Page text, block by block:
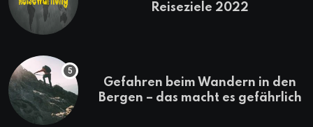
Reiseziele 2022
Gefahren beim Wandern in den
Bergen – das macht es gefährlich